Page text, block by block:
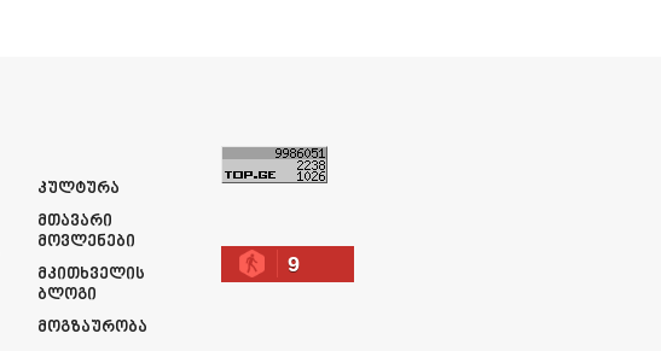
Კულტურა
Მთავარი
Მოვლენები
Მკითხველის
Ბლოგი
Მოგზაურობა
9